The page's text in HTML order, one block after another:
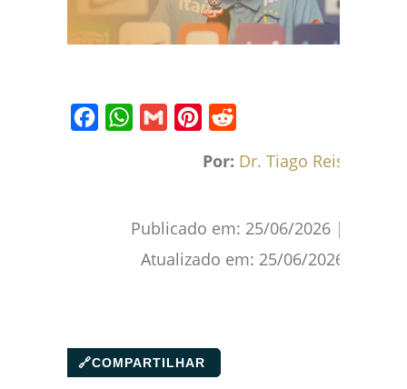
Por: Dr. Tiago Reis
Publicado em: 25/06/2026 |
Atualizado em: 25/06/2026
🔗COMPARTILHAR